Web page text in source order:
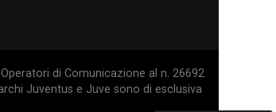
di Comunicazione al n. 26692
Juventus e Juve sono di esclusiva